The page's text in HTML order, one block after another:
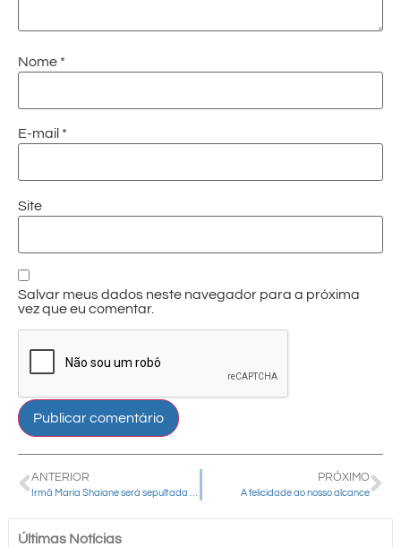
Nome *
E-mail *
Site
Salvar meus dados neste navegador para a próxima
vez que eu comentar.
ANTERIOR PRÓXIMO
A felicidade ao nosso alcance
Últimas Notícias